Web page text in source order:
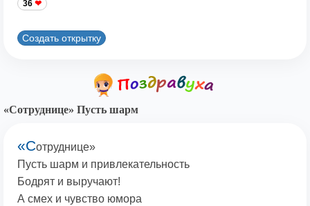
36
Создать открытку
«Сотруднице» Пусть шарм
«Сотруднице»
Пусть шарм и привлекательность
Бодрят и выручают!
А смех и чувство юмора